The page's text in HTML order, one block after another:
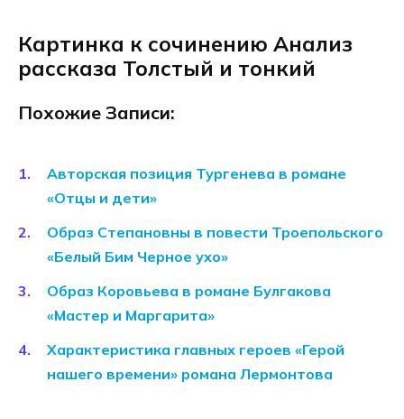
Картинка к сочинению Анализ
рассказа Толстый и тонкий
Похожие Записи:
Авторская позиция Тургенева в романе
«Отцы и дети»
Образ Степановны в повести Троепольского
«Белый Бим Черное ухо»
Образ Коровьева в романе Булгакова
«Мастер и Маргарита»
Характеристика главных героев «Герой
нашего времени» романа Лермонтова